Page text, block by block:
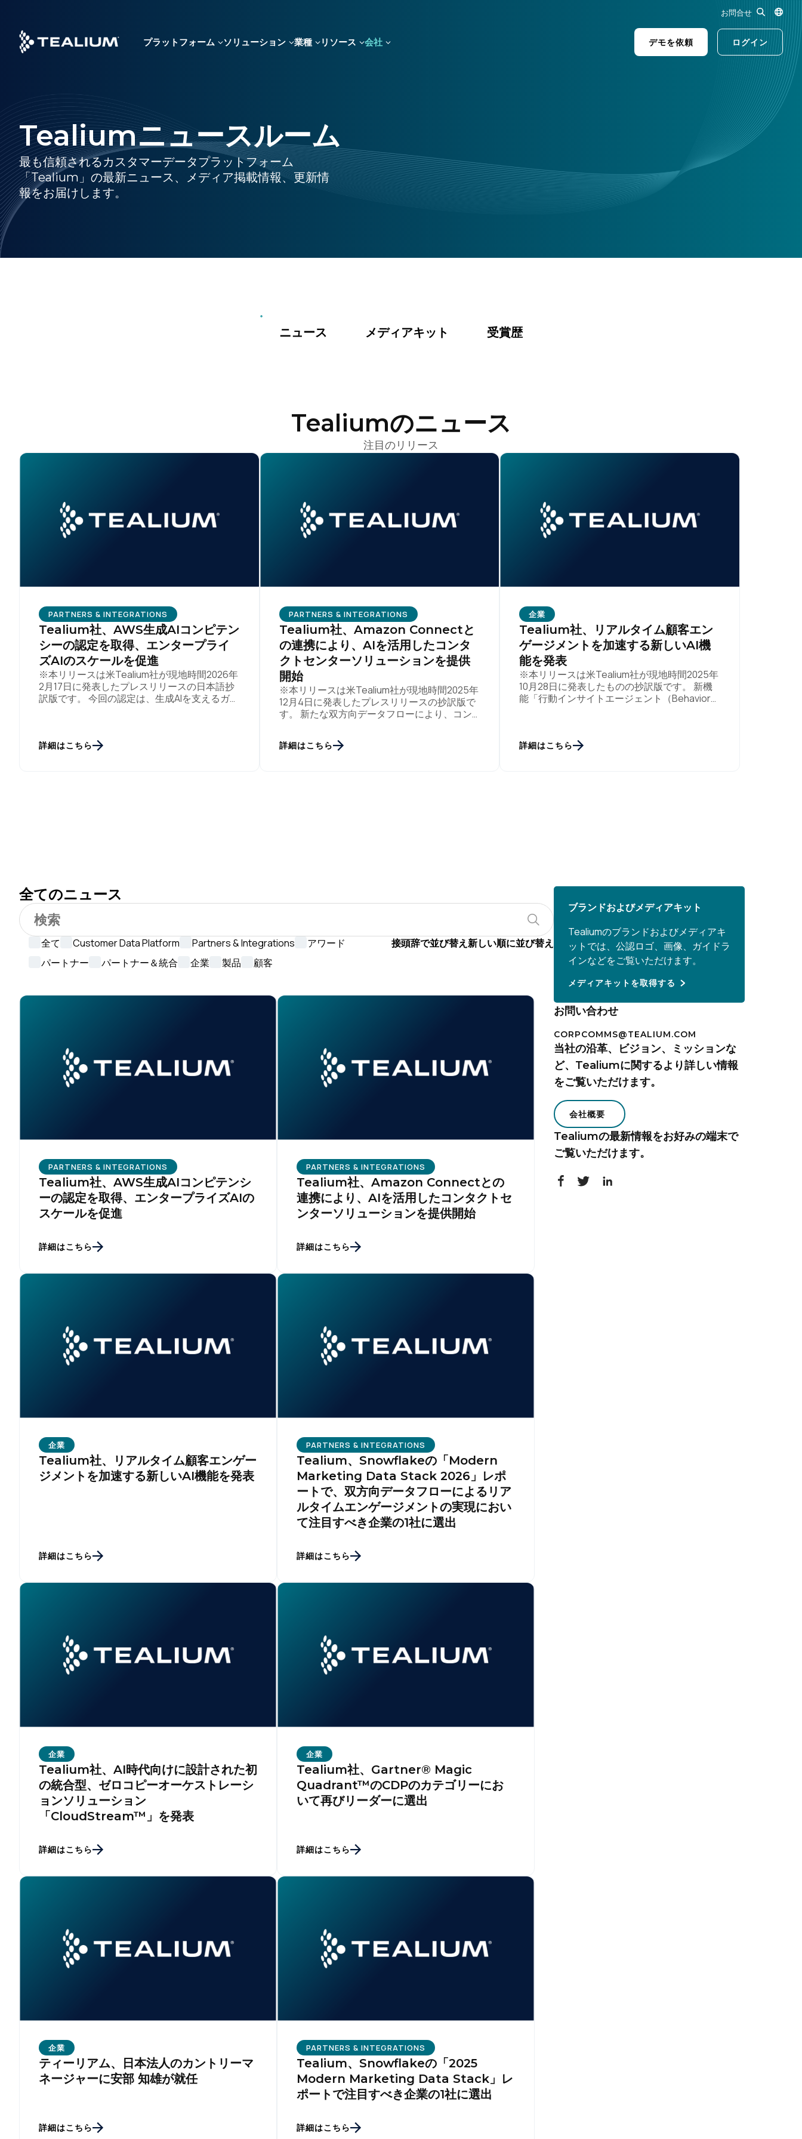
main
content
お問合せ
プラットフォーム ソリューション 業種 リソース 会社 デモを依頼 ログイン
Tealiumニュースルーム
最も信頼されるカスタマーデータプラットフォーム
「Tealium」の最新ニュース、メディア掲載情報、更新情
報をお届けします。
ニュース メディアキット 受賞歴
Tealiumのニュース
注目のリリース
PARTNERS & INTEGRATIONS
Tealium社、AWS生成AIコンピテン
シーの認定を取得、エンタープライ
ズAIのスケールを促進
※本リリースは米Tealium社が現地時間2026年
2月17日に発表したプレスリリースの日本語抄
訳版です。 今回の認定は、生成AIを支えるガバ
詳細はこちら
PARTNERS & INTEGRATIONS
Tealium社、Amazon Connectと
の連携により、AIを活用したコンタ
クトセンターソリューションを提供
開始
※本リリースは米Tealium社が現地時間2025年
12月4日に発表したプレスリリースの抄訳版で
す。 新たな双方向データフローにより、コン
カスタマージャーニーと、AI対応のエージ […]
詳細はこちら
企業
Tealium社、リアルタイム顧客エン
ゲージメントを加速する新しいAI機
能を発表
※本リリースは米Tealium社が現地時間2025年
10月28日に発表したものの抄訳版です。 新機
能「行動インサイトエージェント（Behavioral
詳細はこちら
全てのニュース
全て Customer Data Platform Partners & Integrations
アワード
パートナー
パートナー＆統合 企業 製品 顧客
接頭辞で並び替え新しい順に並び替え
PARTNERS & INTEGRATIONS
Tealium社、AWS生成AIコンピテンシ
ーの認定を取得、エンタープライズAIの
スケールを促進
詳細はこちら
PARTNERS & INTEGRATIONS
Tealium社、Amazon Connectとの
連携により、AIを活用したコンタクトセ
ンターソリューションを提供開始
詳細はこちら
企業
Tealium社、リアルタイム顧客エンゲー
ジメントを加速する新しいAI機能を発表
詳細はこちら
PARTNERS & INTEGRATIONS
Tealium、Snowflakeの「Modern
Marketing Data Stack 2026」レポ
ートで、双方向データフローによるリア
ルタイムエンゲージメントの実現におい
て注目すべき企業の1社に選出
詳細はこちら
企業
Tealium社、AI時代向けに設計された初
の統合型、ゼロコピーオーケストレーシ
ョンソリューション
「CloudStream™」を発表
詳細はこちら
企業
Tealium社、Gartner® Magic
Quadrant™のCDPのカテゴリーにお
いて再びリーダーに選出
詳細はこちら
企業
ティーリアム、日本法人のカントリーマ
ネージャーに安部 知雄が就任
詳細はこちら
PARTNERS & INTEGRATIONS
Tealium、Snowflakeの「2025
Modern Marketing Data Stack」レ
ポートで注目すべき企業の1社に選出
詳細はこちら
ブランドおよびメディアキット
Tealiumのブランドおよびメディアキ
ットでは、公認ロゴ、画像、ガイドラ
インなどをご覧いただけます。
メディアキットを取得する
お問い合わせ
CORPCOMMS@TEALIUM.COM
当社の沿革、ビジョン、ミッションな
ど、Tealiumに関するより詳しい情報
をご覧いただけます。
会社概要
Tealiumの最新情報をお好みの端末で
ご覧いただけます。